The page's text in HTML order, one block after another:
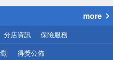
心！
more
分店資訊 保險服務
得獎公佈